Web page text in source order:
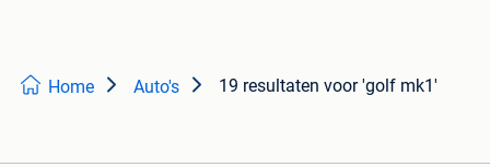
Home Auto's 19 resultaten voor 'golf mk1'